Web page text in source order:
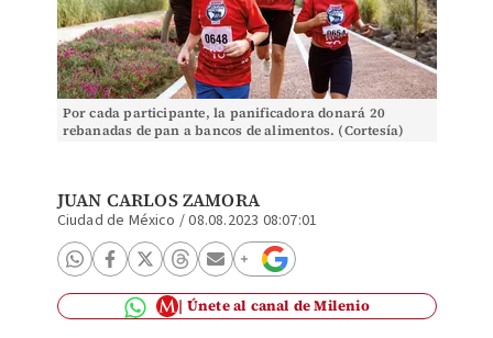
Por cada participante, la panificadora donará 20
rebanadas de pan a bancos de alimentos. (Cortesía)
JUAN CARLOS ZAMORA
Ciudad de México /08.08.2023 08:07:01
Únete al canal de Milenio